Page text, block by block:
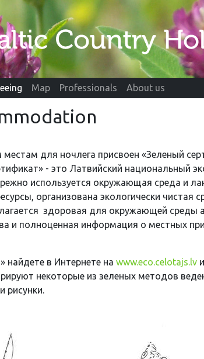
Map Professionals About us
для ночлега присвоен «Зеленый
- это Латвийский национальный
используется окружающая среда и
организована экологически чистая
здоровая для окружающей среды
и полноценная информация о местных
найдете в Интернете на www.eco.celotajs.lv и
некоторые из зеленых методов
рисунки.